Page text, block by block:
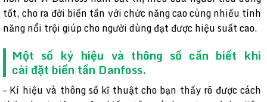
tốt, cho ra đời biến tần với chức năng cao cùng nhiều tính
năng nổi trội giúp cho người dùng đạt được hiệu suất cao.
Một số ký hiệu và thông số cần biết khi
cài đặt biến tần Danfoss.
– Kí hiệu và thông số kĩ thuật cho bạn thấy rõ được cách